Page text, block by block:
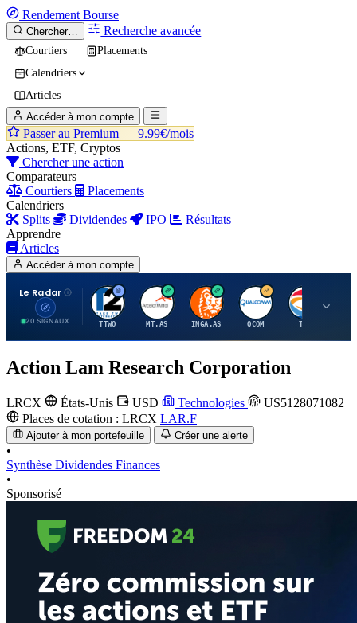
Rendement Bourse
Chercher… Recherche avancée
Courtiers
Placements
Calendriers
Articles
Accéder à mon compte
Passer au Premium — 9.99€/mois
Actions, ETF, Cryptos
Chercher une action
Comparateurs
Courtiers
Placements
Calendriers
Splits
Dividendes IPO
Résultats
Apprendre
Articles
Accéder à mon compte
Le Radar
20 SIGNAUX
T
TTWO
A
MT.AS
I
INGA.AS
Q
QCOM
T
TTE
Action Lam Research Corporation
LRCX États-Unis USD Technologies
US5128071082
Places de cotation : LRCX LAR.F
Ajouter à mon portefeuille Créer une alerte
•
Synthèse Dividendes Finances
•
Sponsorisé